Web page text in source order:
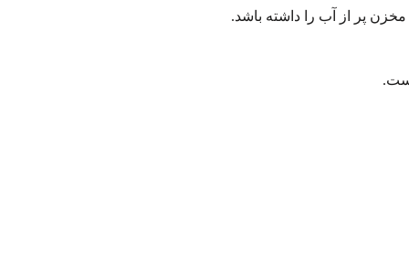
پر از آب را داشته باشد.